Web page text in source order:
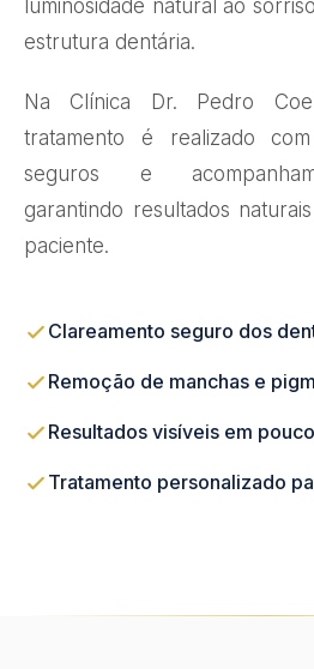
luminosidade natural ao
estrutura dentária.
Na Clínica Dr. Pedro
tratamento é realizado
seguros e
garantindo resultados
paciente.
Clareamento seguro dos
Remoção de manchas e
Resultados visíveis em
Tratamento personalizado